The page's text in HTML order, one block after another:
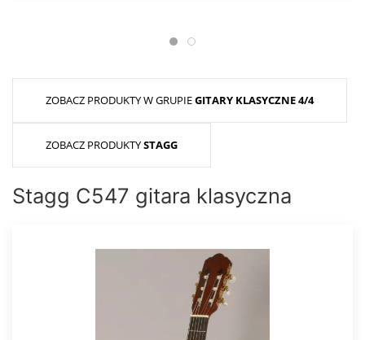
ZOBACZ PRODUKTY W GRUPIEGITARY KLASYCZNE 4/4
ZOBACZ PRODUKTYSTAGG
Stagg C547 gitara klasyczna